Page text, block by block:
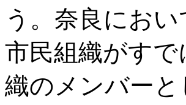
う。奈良にお
市民組織がすで
織のメンバー